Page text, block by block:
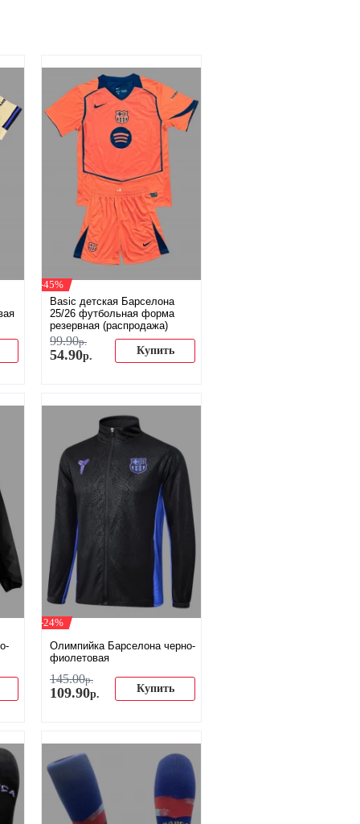
-45%
Basic детская Барселона
25/26 футбольная форма
резервная (распродажа)
99.90р.
54.90р. Купить
-24%
Олимпийка Барселона черно-
фиолетовая
145.00р.
109.90р. Купить